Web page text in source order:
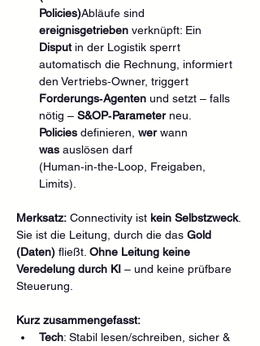
Policies)Abläufe sind
ereignisgetrieben verknüpft: Ein
Disput in der Logistik sperrt
automatisch die Rechnung, informiert
den Vertriebs‑Owner, triggert
Forderungs‑Agenten und setzt – falls
nötig – S&OP‑Parameter neu.
Policies definieren, wer wann
was auslösen darf
(Human‑in‑the‑Loop, Freigaben,
Limits).
Merksatz: Connectivity ist kein Selbstzweck.
Sie ist die Leitung, durch die das Gold
(Daten) fließt. Ohne Leitung keine
Veredelung durch KI – und keine prüfbare
Steuerung.
Kurz zusammengefasst:
Tech: Stabil lesen/schreiben, sicher &